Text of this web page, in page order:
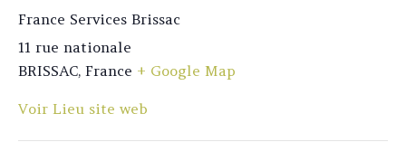
France Services Brissac
11 rue nationale
BRISSAC, France + Google Map
Voir Lieu site web